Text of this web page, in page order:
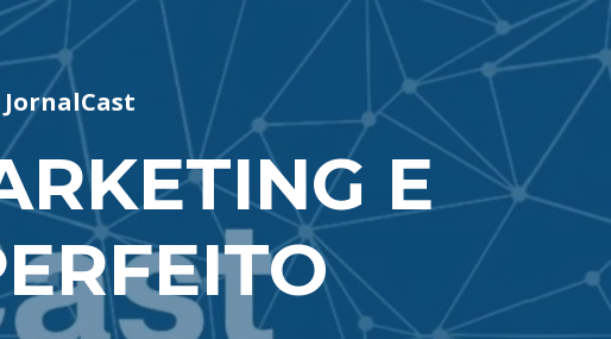
JornalCast
E